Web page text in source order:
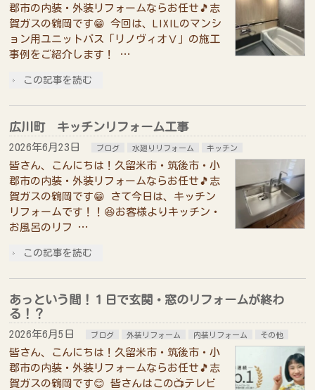
郡市の内装・外装リフォームならお任せ🎵志
賀ガスの鶴岡です😁 今回は、LIXILのマンシ
ョン用ユニットバス「リノヴィオⅤ」の施工
事例をご紹介します！ …
この記事を読む
広川町 キッチンリフォーム工事
2026年6月23日 ブログ 水廻りリフォーム キッチン
皆さん、こんにちは！久留米市・筑後市・小
郡市の内装・外装リフォームならお任せ🎵志
賀ガスの鶴岡です😁 さて今日は、キッチン
リフォームです！！😆お客様よりキッチン・
お風呂のリフ …
この記事を読む
あっという間！１日で玄関・窓のリフォームが終わ
る！？
2026年6月5日 ブログ 外装リフォーム 内装リフォーム その他
皆さん、こんにちは！久留米市・筑後市・小
郡市の内装・外装リフォームならお任せ🎵志
賀ガスの鶴岡です😊 皆さんはこの📺テレビ